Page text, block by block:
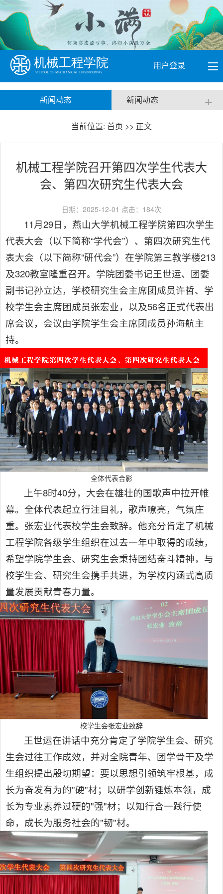
用户登录
新闻动态 新闻动态 +
当前位置: 首页 >> 正文
​机械工程学院召开第四次学生代表大
会、第四次研究生代表大会
日期：2025-12-01 点击： 184次
11月29日，燕山大学机械工程学院第四次学生
代表大会（以下简称“学代会”）、第四次研究生代
表大会（以下简称“研代会”）在学院第三教学楼213
及320教室隆重召开。学院团委书记王世运、团委
副书记孙立达，学校研究生会主席团成员许哲、学
校学生会主席团成员张宏业，以及56名正式代表出
席会议，会议由学院学生会主席团成员孙海航主
持。
全体代表合影
上午8时40分，大会在雄壮的国歌声中拉开帷
幕。全体代表起立行注目礼，歌声嘹亮，气氛庄
重。张宏业代表校学生会致辞。他充分肯定了机械
工程学院各级学生组织在过去一年中取得的成绩，
希望学院学生会、研究生会秉持团结奋斗精神，与
校学生会、研究生会携手共进，为学校内涵式高质
量发展贡献青春力量。
校学生会张宏业致辞
王世运在讲话中充分肯定了学院学生会、研究
生会过往工作成效，并对全院青年、团学骨干及学
生组织提出殷切期望：要以思想引领筑牢根基，成
长为奋发有为的"硬"材；以研学创新锤炼本领，成
长为专业素养过硬的"强"材；以知行合一践行使
命，成长为服务社会的"韧"材。